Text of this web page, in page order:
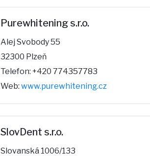
Purewhitening s.r.o.
Alej Svobody 55
32300 Plzeň
Telefon: +420 774357783
Web: www.purewhitening.cz
SlovDent s.r.o.
Slovanská 1006/133